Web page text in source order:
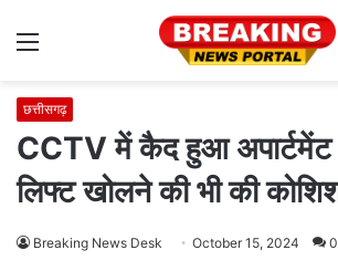
Menu
छत्तीसगढ़
CCTV में कैद हुआ अपार्टमेंट
लिफ्ट खोलने की भी की
Breaking News Desk October 15, 2024 0